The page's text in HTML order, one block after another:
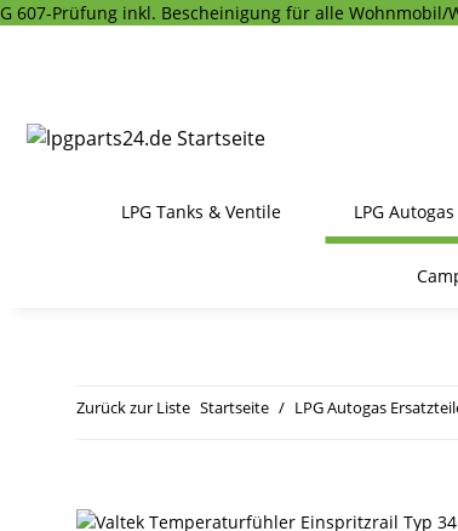
G 607-Prüfung inkl. Bescheinigung für alle
LPG Tanks & Ventile LPG
Zurück zur Liste Startseite LPG Autogas